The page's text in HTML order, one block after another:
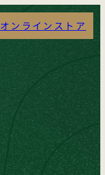
オンラインストア